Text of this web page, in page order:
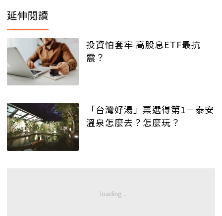
延伸閱讀
投資怕套牢 高股息ETF最抗
震？
「台灣好湯」票選得第1－泰安
溫泉怎麼去？怎麼玩？